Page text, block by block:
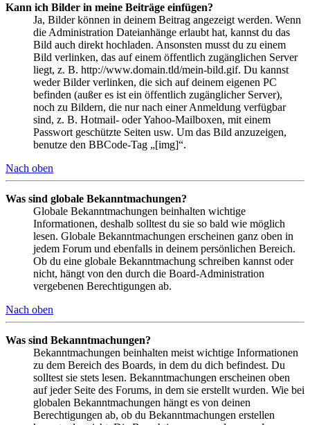
Kann ich Bilder in meine Beiträge einfügen?
Ja, Bilder können in deinem Beitrag angezeigt werden. Wenn
die Administration Dateianhänge erlaubt hat, kannst du das
Bild auch direkt hochladen. Ansonsten musst du zu einem
Bild verlinken, das auf einem öffentlich zugänglichen Server
liegt, z. B. http://www.domain.tld/mein-bild.gif. Du kannst
weder Bilder verlinken, die sich auf deinem eigenen PC
befinden (außer es ist ein öffentlich zugänglicher Server),
noch zu Bildern, die nur nach einer Anmeldung verfügbar
sind, z. B. Hotmail- oder Yahoo-Mailboxen, mit einem
Passwort geschützte Seiten usw. Um das Bild anzuzeigen,
benutze den BBCode-Tag „[img]“.
Nach oben
Was sind globale Bekanntmachungen?
Globale Bekanntmachungen beinhalten wichtige
Informationen, deshalb solltest du sie so bald wie möglich
lesen. Globale Bekanntmachungen erscheinen ganz oben in
jedem Forum und ebenfalls in deinem persönlichen Bereich.
Ob du eine globale Bekanntmachung schreiben kannst oder
nicht, hängt von den durch die Board-Administration
vergebenen Berechtigungen ab.
Nach oben
Was sind Bekanntmachungen?
Bekanntmachungen beinhalten meist wichtige Informationen
zu dem Bereich des Boards, in dem du dich befindest. Du
solltest sie stets lesen. Bekanntmachungen erscheinen oben
auf jeder Seite des Forums, in dem sie erstellt wurden. Wie bei
globalen Bekanntmachungen hängt es von deinen
Berechtigungen ab, ob du Bekanntmachungen erstellen